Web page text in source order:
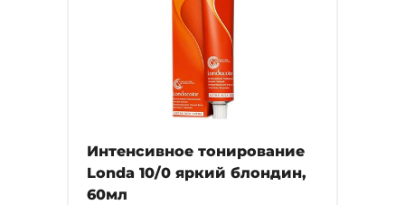
Интенсивное тонирование
Londa 10/0 яркий блондин,
60мл